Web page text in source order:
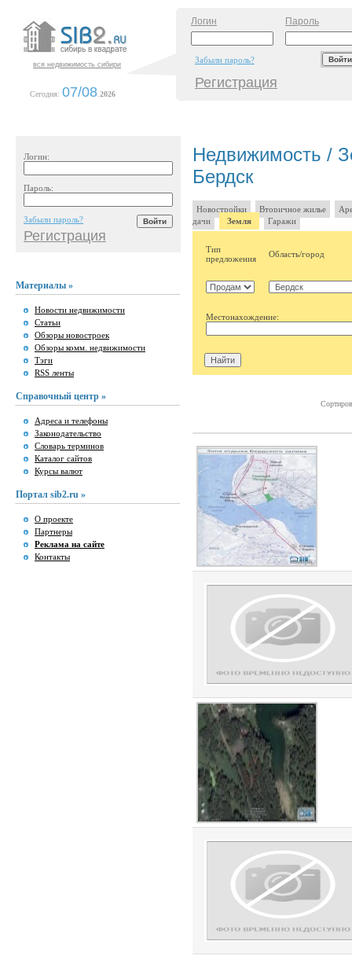
вся недвижимость сибири
Сегодня: 07/08 2026
Логин Пароль
Забыли пароль?
Регистрация
Логин:
Пароль:
Забыли пароль?
Регистрация
Материалы »
Новости недвижимости
Статьи
Обзоры новостроек
Обзоры комм. недвижимости
Тэги
RSS ленты
Справочный центр »
Адреса и телефоны
Законодательство
Словарь терминов
Каталог сайтов
Курсы валют
Портал sib2.ru »
О проекте
Партнеры
Реклама на сайте
Контакты
Недвижимость /
Бердск
Новостройки Вторичное жилье
дачи
Земля Гаражи
Тип
предложения
Область/город
Местонахождение: